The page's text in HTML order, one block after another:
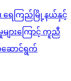
ရေကြည်မြို့နယ်နှင့်
ျားကြောင့် ကူညီ
ောင်ရွက်